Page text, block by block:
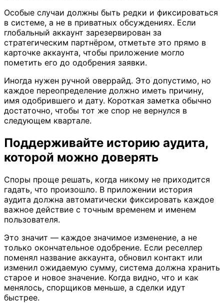
Особые случаи должны быть редки и фиксироваться
в системе, а не в приватных обсуждениях. Если
глобальный аккаунт зарезервирован за
стратегическим партнёром, отметьте это прямо в
карточке аккаунта, чтобы приложение могло
пометить его до одобрения заявки.
Иногда нужен ручной оверрайд. Это допустимо, но
каждое переопределение должно иметь причину,
имя одобрившего и дату. Короткая заметка обычно
достаточно, чтобы тот же спор не вернулся в
следующем квартале.
Поддерживайте историю аудита,
которой можно доверять
Споры проще решать, когда никому не приходится
гадать, что произошло. В приложении история
аудита должна автоматически фиксировать каждое
важное действие с точным временем и именем
пользователя.
Это значит — каждое значимое изменение, а не
только окончательное одобрение. Если реселлер
поменял название аккаунта, обновил контакт или
изменил ожидаемую сумму, система должна хранить
старое и новое значение. Когда видно, что и как
менялось, спорщиков меньше, а сделки идут
быстрее.